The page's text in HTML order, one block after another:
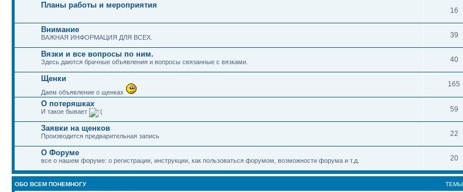
Планы работы и мероприятия
16
Внимание
ВАЖНАЯ ИНФОРМАЦИЯ ДЛЯ ВСЕХ. 39
Вязки и все вопросы по ним.
Здесь даются брачные объявления и вопросы связанные с вязками. 40
Щенки
Даем объявление о щенках
165
О потеряшках
И такое бывает 59
Заявки на щенков
Производится предварительная запись 22
О Форуме
все о нашем форуме: о регистрации, инструкции, как пользоваться форумом, возможности форума и т.д. 20
ОБО ВСЕМ ПОНЕМНОГУ ТЕМЫ